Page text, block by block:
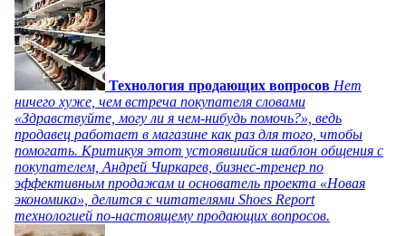
Технология продающих вопросов Нет
ничего хуже, чем встреча покупателя словами
«Здравствуйте, могу ли я чем-нибудь помочь?», ведь
продавец работает в магазине как раз для того, чтобы
помогать. Критикуя этот устоявшийся шаблон общения с
покупателем, Андрей Чиркарев, бизнес-тренер по
эффективным продажам и основатель проекта «Новая
экономика», делится с читателями Shoes Report
технологией по-настоящему продающих вопросов.